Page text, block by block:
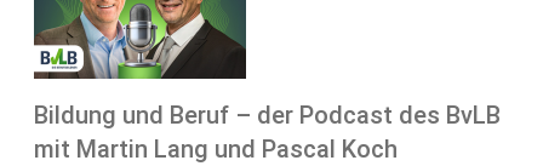
Bildung und Beruf – der Podcast des BvLB
mit Martin Lang und Pascal Koch